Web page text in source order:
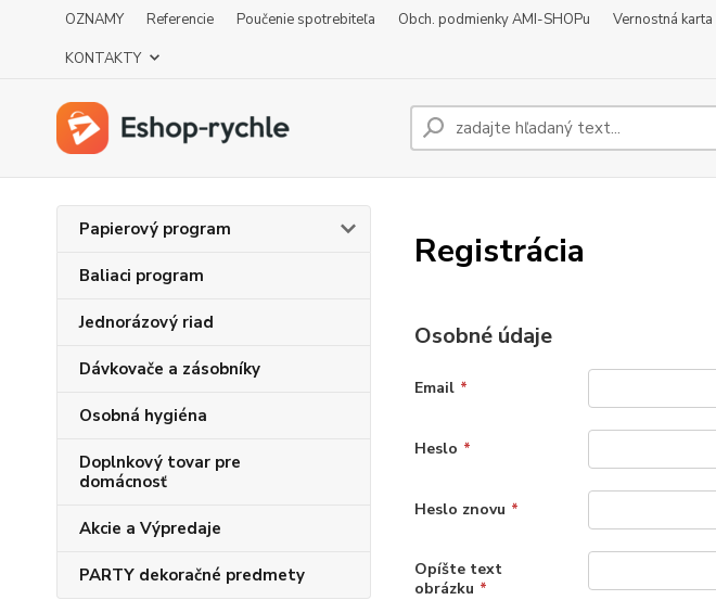
OZNAMY Referencie Poučenie spotrebiteľa Obch. podmienky AMI-SHOPu Vernostná karta
KONTAKTY
Papierový program
Baliaci program
Jednorázový riad
Dávkovače a zásobníky
Osobná hygiéna
Doplnkový tovar pre
domácnosť
Akcie a Výpredaje
PARTY dekoračné predmety
Registrácia
Osobné údaje
Email *
Heslo *
Heslo znovu *
Opíšte text
obrázku *